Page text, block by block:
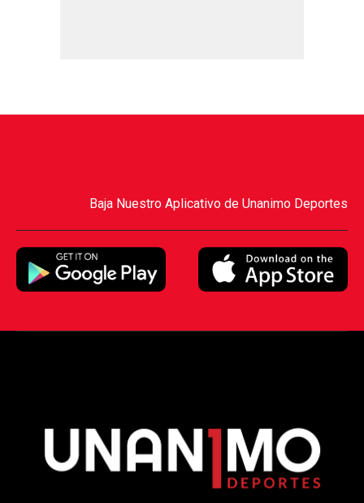
Baja Nuestro Aplicativo de Unanimo Deportes